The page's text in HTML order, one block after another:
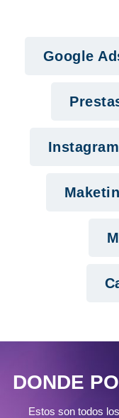
Google
DONDE
Estos son todos